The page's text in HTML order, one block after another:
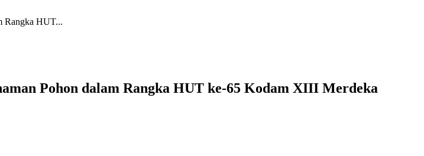
Rangka HUT...
Pohon dalam Rangka HUT ke-65 Kodam XIII Merdeka